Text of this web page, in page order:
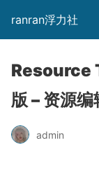
ranran浮力社
Resource
版 – 资源
admin